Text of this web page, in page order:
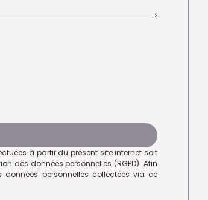
à partir du présent site internet soit
des données personnelles (RGPD). Afin
personnelles collectées via ce